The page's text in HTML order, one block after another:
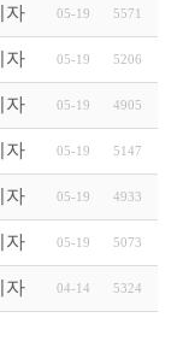
최(최초게시일
자 05-19 5571
울역 경북관광 홍
자 05-19 5206
협회 친선방문(최초
자 05-19 4905
험학습 안전과정)
자 05-19 5147
식 개최(최초게시일
자 05-19 4933
광고 시행(최초게
자 05-19 5073
무처리규정 변경
자 04-14 5324